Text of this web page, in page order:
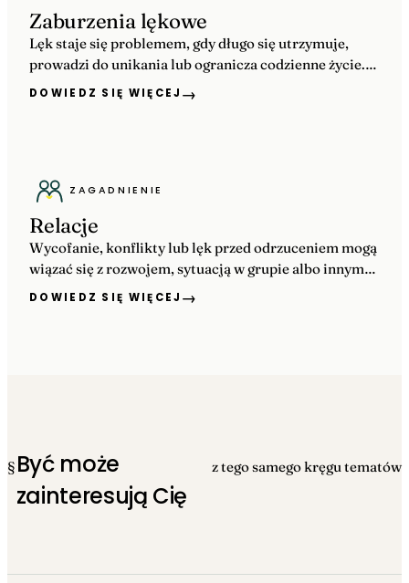
Zaburzenia lękowe
Lęk staje się problemem, gdy długo się utrzymuje,
prowadzi do unikania lub ogranicza codzienne życie.
Pomagamy ocenić objawy i dobrać terapię w
DOWIEDZ SIĘ WIĘCEJ →
ZAGADNIENIE
Relacje
Wycofanie, konflikty lub lęk przed odrzuceniem mogą
wiązać się z rozwojem, sytuacją w grupie albo innymi
trudnościami. Pomagamy ustalić, czego potrzebuje
DOWIEDZ SIĘ WIĘCEJ →
§ Być może
zainteresują Cię
z tego samego kręgu tematów